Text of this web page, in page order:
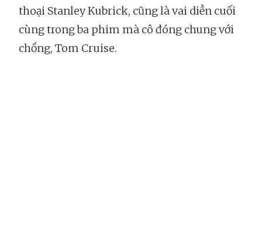
thoại Stanley Kubrick, cũng là vai diễn cuối
cùng trong ba phim mà cô đóng chung với
chồng, Tom Cruise.